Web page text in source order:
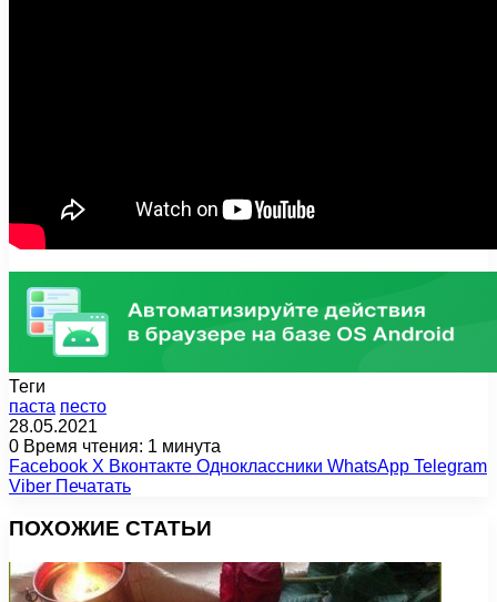
Теги
паста песто
28.05.2021
0 Время чтения: 1 минута
Facebook X Вконтакте Одноклассники WhatsApp Telegram
Viber Печатать
ПОХОЖИЕ СТАТЬИ